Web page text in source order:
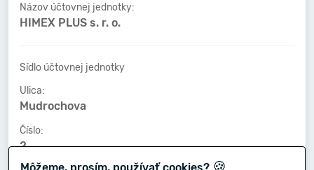
Názov účtovnej jednotky:
HIMEX PLUS s. r. o.
Sídlo účtovnej jednotky
Ulica:
Mudrochova
Číslo:
2
🍪